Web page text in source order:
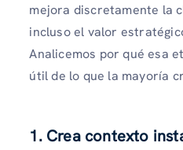
mejora discretamente la
incluso el valor
Analicemos por qué esa
útil de lo que la mayoría
1. Crea contexto